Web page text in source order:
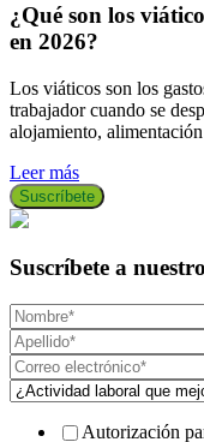
¿Qué son los
en 2026?
Los viáticos son los
trabajador cuando se
alojamiento,
Leer más
Suscríbete
Suscríbete a
Autorización